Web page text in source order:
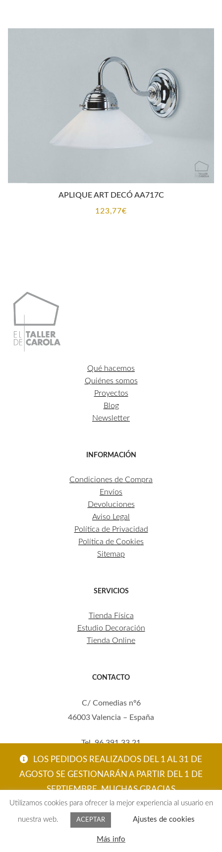
LOS PEDIDOS REALIZADOS DEL 1 AL 31 DE
AGOSTO SE GESTIONARÁN A PARTIR DEL 1 DE
SEPTIEMBRE. MUCHAS GRACIAS
ACEPTAR
APLIQUE ART DECÓ AA717C
123,77€
Qué hacemos
Quiénes somos
Proyectos
Blog
Newsletter
INFORMACIÓN
Condiciones de Compra
Envíos
Devoluciones
Aviso Legal
Política de Privacidad
Política de Cookies
Sitemap
SERVICIOS
Tienda Física
Estudio Decoración
Tienda Online
CONTACTO
C/ Comedias nº6
46003 Valencia – España
Tel. 96 391 33 21
Mov. 620 123 461
carola@eltallerdecarola.com
© El Taller de Carola 2026
Utilizamos cookies para ofrecer la mejor experiencia al usuario en
nuestra web. ACEPTAR Ajustes de cookies
Más info